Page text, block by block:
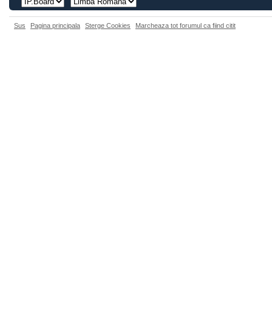
Sus Pagina principala Sterge Cookies Marcheaza tot forumul ca fiind citit